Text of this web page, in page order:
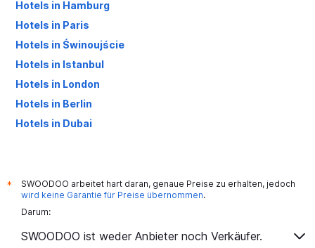
Hotels in Hamburg
Hotels in Paris
Hotels in Świnoujście
Hotels in Istanbul
Hotels in London
Hotels in Berlin
Hotels in Dubai
*
SWOODOO arbeitet hart daran, genaue Preise zu erhalten, jedoch
wird keine Garantie für Preise übernommen.
Darum:
SWOODOO ist weder Anbieter noch Verkäufer.